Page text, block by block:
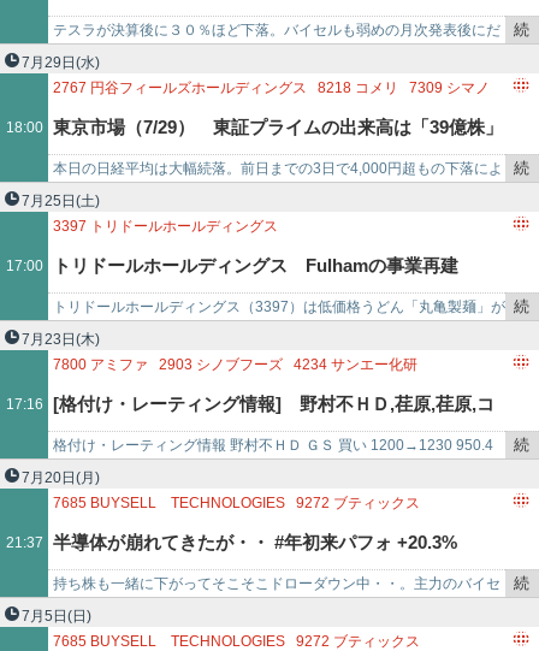
で
4053SUN ASTERISK 6086シンメンテホールディングス
7033マネジメントソリューションズ
4442 バルテス・ホールディングス 7085カーブスホールディングス
テスラが決算後に３０％ほど下落。バイセルも弱めの月次発表後にだ
だ下がり…半導体銘柄は持ってないが、飲食株やバリューは底堅い反
面主力でやられてしまいま…
続
を
で
7月29日 (水)
18:00
2767 円谷フィールズホールディングス 8218 コメリ 7309 シマノ
4180
APPIER GROUP 3397
トリドールホールディングス
6337 テセック 3907 シリコンスタジオ 5285ヤマックス
3549クスリのアオキホールディングス 9227マイクロ波化学
6522 アスタリスク
6349 小森コーポレーション 7740
東京市場（7/29） 東証プライムの出来高は「39億株」
本日の日経平均は大幅続落。前日までの3日で4,000円超もの下落によ
る売り方の買い戻し余地の高まり、韓国メモリー大手SKハイニックス
の好決算を背景に…
続
を
で
7月25日 (土)
17:00
3397 トリドールホールディングス
トリドールホールディングス Fulhamの事業再建
トリドールホールディングス（3397）は低価格うどん「丸亀製麺」が
主力。香港地盤のヌードル「タムジャイ」など海外での出店も積極
的。■ 業績・参考指標…
続
を
で
7月23日 (木)
17:16
7800 アミファ 2903 シノブフーズ 4234 サンエー化研
1870 矢作建設工業
佐鳥電機
3397 トリドールホールディングス 6580ライトアップ
6946日本アビオニクス 7958天馬
[格付け・レーティング情報] 野村不ＨＤ,荏原,荏原,コ
クサイエレ,ベイカレント,日電波,レーザーテク,ウシオ
電,かんぽ生命,サイゼリヤ,朝日インテク,東エレク,ＳＯ
ＭＰＯ,東京海上
格付け・レーティング情報 野村不ＨＤ ＧＳ 買い 1200→1230 950.4
荏原 ＧＳ 買い 7800→7900 5752…
続
を
で
7月20日 (月)
21:37
7685 BUYSELL TECHNOLOGIES 9272 ブティックス
3093 トレジャー・ファクトリー 2681 ゲオホールディングス
6062 チャーム・ケア・コーポレーション 3984
ユーザーローカル
4053SUN ASTERISK 6086シンメンテホールディングス
7033マネジメントソリューションズ
4442 バルテス・ホールディングス 7085カーブスホールディングス
半導体が崩れてきたが・・ #年初来パフォ +20.3%
持ち株も一緒に下がってそこそこドローダウン中・・。主力のバイセ
ルなどリユースも下落してる。ただセキュリティ系は底堅く、また、
優待目当てで保有中の外食…
続
を
7月5日 (日)
7685 BUYSELL TECHNOLOGIES 9272 ブティックス